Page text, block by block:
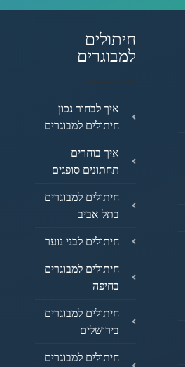
חיתולים
למבוגרים
איך לבחור נכון
חיתולים למבוגרים
איך בוחרים
תחתונים סופגים
חיתולים למבוגרים
בתל אביב
חיתולים לבני נוער
חיתולים למבוגרים
בחיפה
חיתולים למבוגרים
בירושלים
חיתולים למבוגרים